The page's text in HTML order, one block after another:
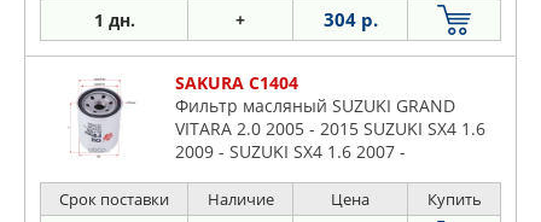
1 дн. + 304 р.
SAKURA C1404
Фильтр масляный SUZUKI GRAND
VITARA 2.0 2005 - 2015 SUZUKI SX4 1.6
2009 - SUZUKI SX4 1.6 2007 -
Срок поставки Наличие Цена Купить